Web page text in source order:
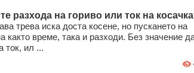
разхода на гориво или ток на
трева иска доста косене, но пускането на
както време, така и разходи. Без значение
ток, ил ...